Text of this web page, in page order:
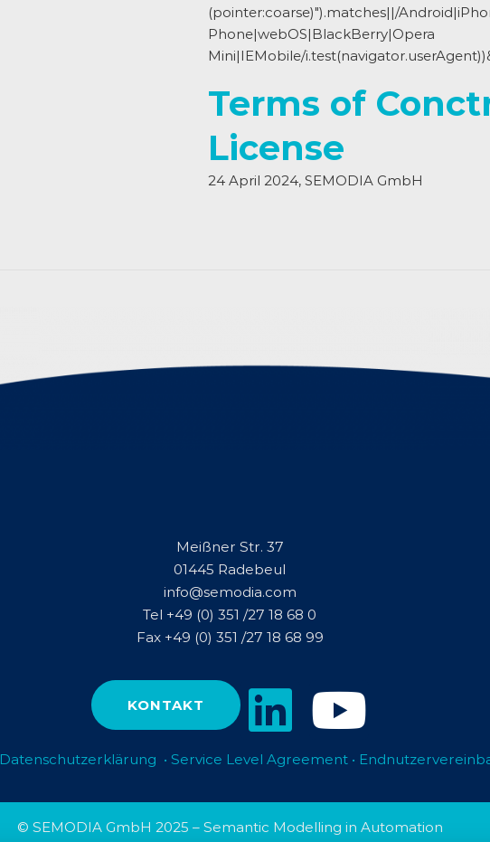
(pointer:coarse)").matches||/
Phone|webOS|BlackBerry|Opera
Mini|IEMobile/
Terms of
License
24 April 2024, SEMODIA GmbH
Meißner Str. 37
01445 Radebeul
info@semodia.com
Tel +49 (0) 351 /27 18 68 0
Fax +49 (0) 351 /27 18 68 99
KONTAKT
Datenschutzerklärung • Service Level Agreement •
© SEMODIA GmbH 2025 – Semantic Modelling in Automation